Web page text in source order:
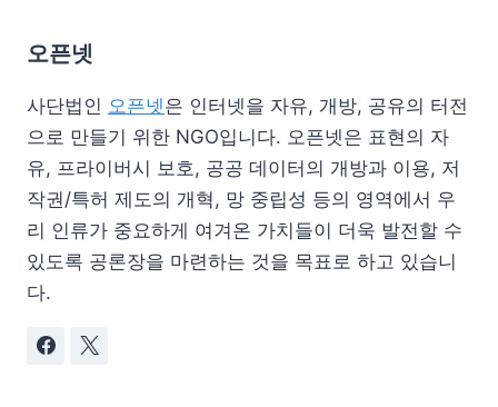
오픈넷
사단법인 오픈넷은 인터넷을 자유, 개방, 공유의 터전
으로 만들기 위한 NGO입니다. 오픈넷은 표현의 자
유, 프라이버시 보호, 공공 데이터의 개방과 이용, 저
작권/특허 제도의 개혁, 망 중립성 등의 영역에서 우
리 인류가 중요하게 여겨온 가치들이 더욱 발전할 수
있도록 공론장을 마련하는 것을 목표로 하고 있습니
다.